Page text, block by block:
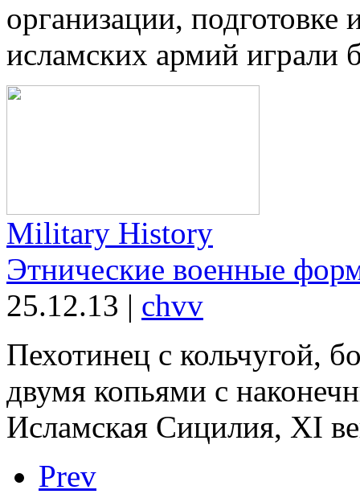
организации,
исламских армий
Military History
Этнические военные
25.12.13 | chvv
Пехотинец с кольчугой,
двумя копьями с
Исламская Сицилия, XI
Prev